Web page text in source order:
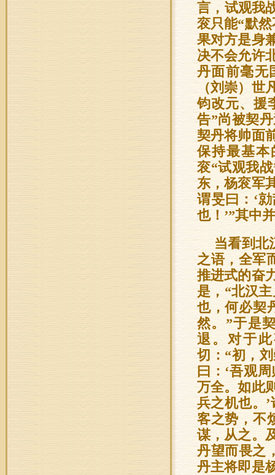
言，试观我
衮只能“默
果对方是身
决不会允许
丹面前毫无
（刘崇）
钧改元、援
告”尚被契
契丹将帅面
保持最基本
衮“试观我
东，杨衮军
谓旻曰：‘
也！’”其中
当看到北
之语，全军
推进式的奋
是，“北汉
也，何必契
然。”于是
退。对于
切：“初，
曰：‘吾观
万全。如此
兵之机也。
客之势，不
谋，从之。
丹望而畏之
丹主将即是